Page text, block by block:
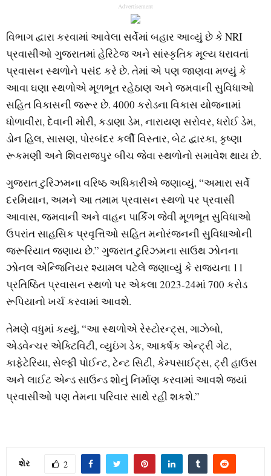
Advertisement
વિભાગ દ્વારા કરવામાં આવેલા સર્વેમાં બહાર આવ્યું છે કે NRI
પ્રવાસીઓ ગુજરાતમાં હેરિટેજ અને સાંસ્કૃતિક મૂલ્ય ધરાવતાં
પ્રવાસન સ્થળોને પસંદ કરે છે. તેમાં એ પણ જાણવા મળ્યું કે
આવા ઘણા સ્થળોએ મૂળભૂત રહેઠાણ અને જમવાની સુવિધાઓ
સહિત વિકાસની જરૂર છે. 4000 કરોડના વિકાસ યોજનામાં
ધોળાવીરા, દેવાની મોરી, કડાણા ડેમ, નારાયણ સરોવર, ધરોઈ ડેમ,
ડોન હિલ, સાસણ, પોરબંદર કર્લી વિસ્તાર, બેટ દ્વારકા, કૃષ્ણા
રૂકમણી અને શિવરાજપુર બીચ જેવા સ્થળોનો સમાવેશ થાય છે.
ગુજરાત ટુરિઝમના વરિષ્ઠ અધિકારીએ જણાવ્યું, “અમારા સર્વે
દરમિયાન, અમને આ તમામ પ્રવાસન સ્થળો પર પ્રવાસી
આવાસ, જમવાની અને વાહન પાર્કિંગ જેવી મૂળભૂત સુવિધાઓ
ઉપરાંત સાહસિક પ્રવૃત્તિઓ સહિત મનોરંજનની સુવિધાઓની
જરૂરિયાત જણાય છે.” ગુજરાત ટુરિઝમના સાઉથ ઝોનના
ઝોનલ એન્જિનિયર શ્યામલ પટેલે જણાવ્યું કે રાજ્યના 11
પ્રતિષ્ઠિત પ્રવાસન સ્થળો પર એકલા 2023-24માં 700 કરોડ
રૂપિયાનો ખર્ચ કરવામાં આવશે.
તેમણે વધુમાં કહ્યું, “આ સ્થળોએ રેસ્ટોરન્ટ્સ, ગાઝેબો,
એડવેન્ચર એક્ટિવિટી, વ્યુઇંગ ડેક, આકર્ષક એન્ટ્રી ગેટ,
કાફેટેરિયા, સેલ્ફી પોઈન્ટ, ટેન્ટ સિટી, કેમ્પસાઈટ્સ, ટ્રી હાઉસ
અને લાઈટ એન્ડ સાઉન્ડ શોનું નિર્માણ કરવામાં આવશે જ્યાં
પ્રવાસીઓ પણ તેમના પરિવાર સાથે રહી શકશે.”
શેર 2